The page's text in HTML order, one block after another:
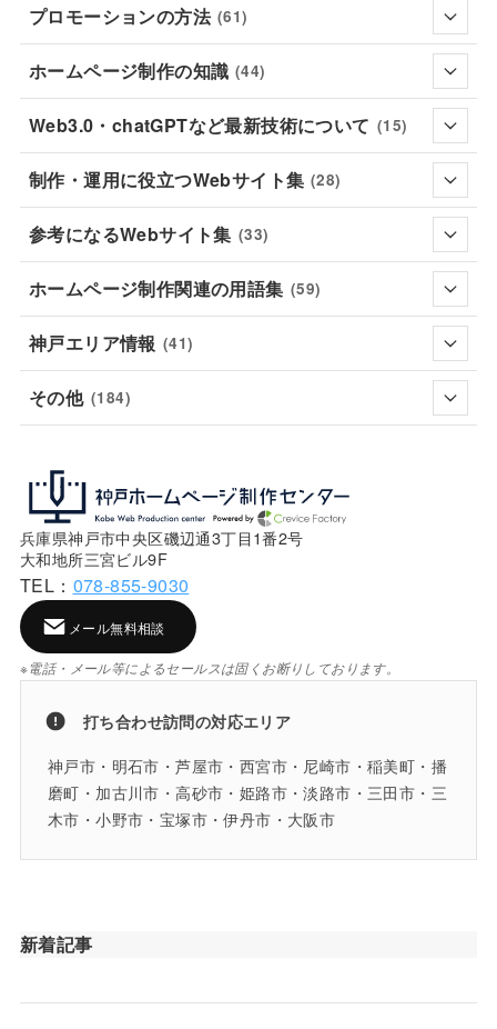
プロモーションの方法 (61)
ホームページ制作の知識 (44)
Web3.0・chatGPTなど最新技術について (15)
制作・運用に役立つWebサイト集 (28)
参考になるWebサイト集 (33)
ホームページ制作関連の用語集 (59)
神戸エリア情報 (41)
その他 (184)
兵庫県神戸市中央区磯辺通3丁目1番2号
大和地所三宮ビル9F
TEL： 078-855-9030
メール無料相談
※電話・メール等によるセールスは固くお断りしております。
打ち合わせ訪問の対応エリア
神戸市・明石市・芦屋市・西宮市・尼崎市・稲美町・播
磨町・加古川市・高砂市・姫路市・淡路市・三田市・三
木市・小野市・宝塚市・伊丹市・大阪市
新着記事